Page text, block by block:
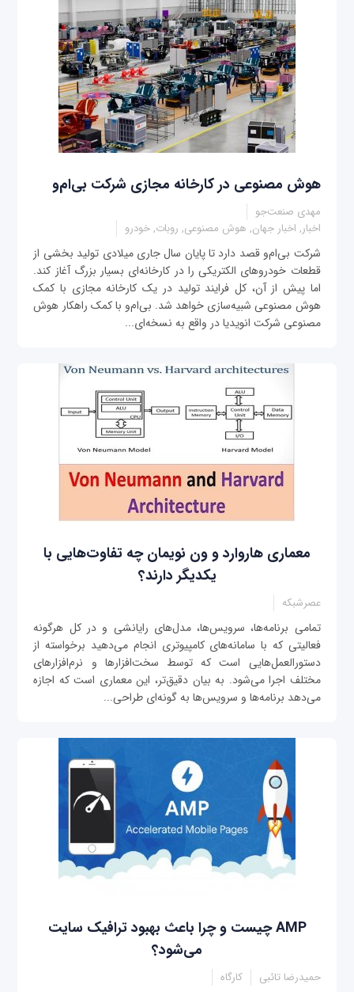
هوش مصنوعی در کارخانه‌ مجازی شرکت بی‌ام‌و
مهدی صنعت‌جو
اخبار, اخبار جهان, هوش مصنوعی, روبات, خودرو
شرکت بی‌ام‌و قصد دارد تا پایان سال جاری میلادی تولید بخشی از
قطعات خودروهای الکتریکی را در کارخانه‌ای بسیار بزرگ آغاز کند.
اما پیش از آن، کل فرایند تولید در یک کارخانه مجازی با کمک
هوش مصنوعی شبیه‌سازی خواهد شد. بی‌ام‌و با کمک راهکار هوش
مصنوعی شرکت انویدیا در واقع به نسخه‌ای...
معماری هاروارد و ون نویمان چه تفاوت‌هایی با
یکدیگر دارند؟
عصرشبکه
تمامی برنامه‌ها، سرویس‌ها، مدل‌های رایانشی و در کل هرگونه
فعالیتی که با سامانه‌های کامپیوتری انجام می‌دهید برخواسته از
دستورالعمل‌هایی است که توسط سخت‌افزارها و نرم‌افزارهای
مختلف اجرا می‌شود. به بیان دقیق‌تر، این معماری است که اجازه
می‌دهد برنامه‌ها و سرویس‌ها به گونه‌ای طراحی...
AMP چیست و چرا باعث بهبود ترافیک سایت
می‌شود؟
حمیدرضا تائبی کارگاه